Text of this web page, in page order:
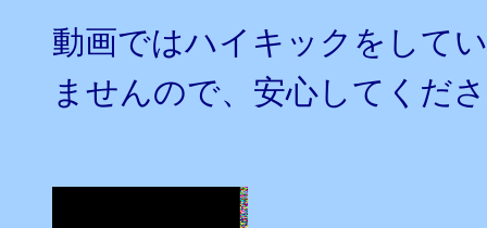
動画ではハイキックをして
ませんので、安心してくだ